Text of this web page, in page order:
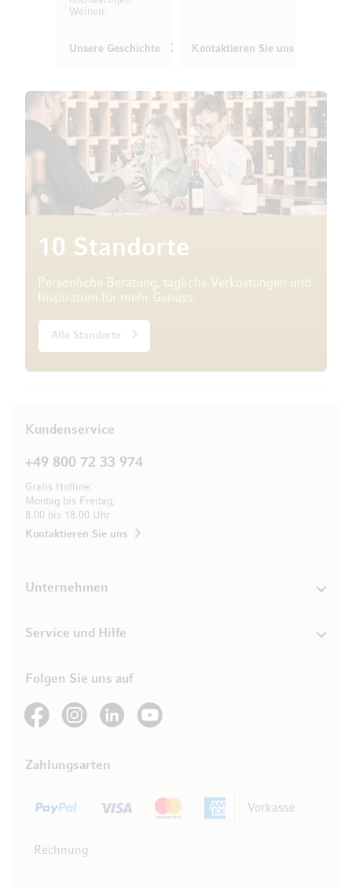
Weinen.
Unsere Geschichte Kontaktieren Sie uns
10 Standorte
Persönliche Beratung, tägliche Verkostungen und
Inspiration für mehr Genuss.
Alle Standorte
Kundenservice
+49 800 72 33 974
Gratis Hotline:
Montag bis Freitag,
8.00 bis 18.00 Uhr
Kontaktieren Sie uns
Unternehmen
Service und Hilfe
Folgen Sie uns auf
See our FacebookSee our Instagram account
See our LinkedInSee our YouTube channel
Zahlungsarten
Vorkasse
Rechnung